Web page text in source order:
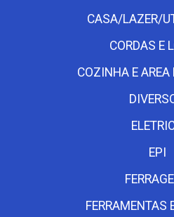
CASA/LAZER/
CORDAS E
COZINHA E AREA
EPI
FERRAMENTAS